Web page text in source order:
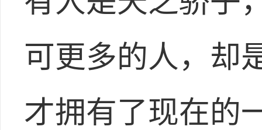
可更多的人，却
才拥有了现在的